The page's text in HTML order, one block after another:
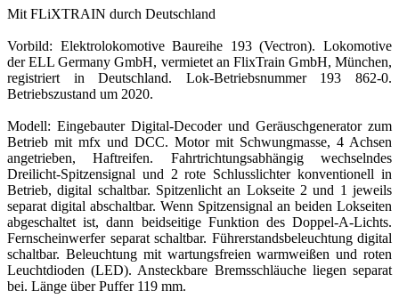
Mit FLiXTRAIN durch Deutschland
Vorbild: Elektrolokomotive Baureihe 193 (Vectron). Lokomotive
der ELL Germany GmbH, vermietet an FlixTrain GmbH, München,
registriert in Deutschland. Lok-Betriebsnummer 193 862-0.
Betriebszustand um 2020.
Modell: Eingebauter Digital-Decoder und Geräuschgenerator zum
Betrieb mit mfx und DCC. Motor mit Schwungmasse, 4 Achsen
angetrieben, Haftreifen. Fahrtrichtungsabhängig wechselndes
Dreilicht-Spitzensignal und 2 rote Schlusslichter konventionell in
Betrieb, digital schaltbar. Spitzenlicht an Lokseite 2 und 1 jeweils
separat digital abschaltbar. Wenn Spitzensignal an beiden Lokseiten
abgeschaltet ist, dann beidseitige Funktion des Doppel-A-Lichts.
Fernscheinwerfer separat schaltbar. Führerstandsbeleuchtung digital
schaltbar. Beleuchtung mit wartungsfreien warmweißen und roten
Leuchtdioden (LED). Ansteckbare Bremsschläuche liegen separat
bei. Länge über Puffer 119 mm.